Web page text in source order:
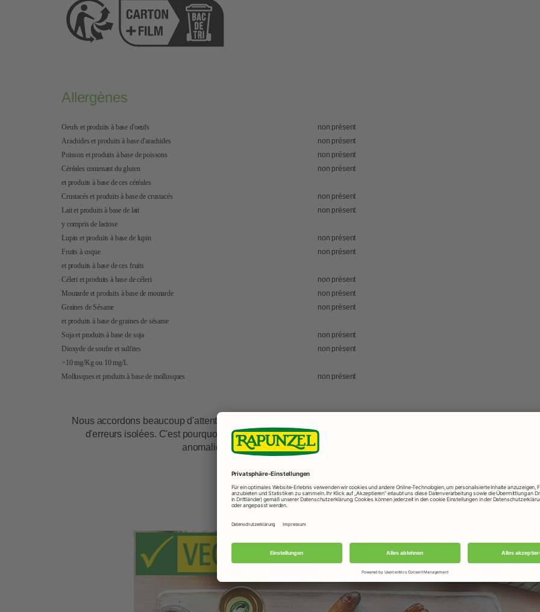
Allergènes
Oeufs et produits à base d'oeufs
non présent
Arachides et produits à base d'arachides
non présent
Poisson et produits à base de poissons
non présent
Céréales contenant du gluten
et produits à base de ces céréales
non présent
Crustacés et produits à base de crustacés
non présent
Lait et produits à base de lait
y compris de lactose
non présent
Lupin et produits à base de lupin
non présent
Fruits à coque
et produits à base de ces fruits
non présent
Céleri et produits à base de céleri
non présent
Moutarde et produits à base de moutarde
non présent
Graines de Sésame
et produits à base de graines de sésame
non présent
Soja et produits à base de soja
non présent
Dioxyde de soufre et sulfites
>10 mg/Kg ou 10 mg/L
non présent
Mollusques et produits à base de mollusques non présent
Nous accordons beaucoup d'attention à la gestion de la base de données en ligne relative à nos produits.
d'erreurs isolées. C'est pourquoi nous vous demandons de toujours comparer ces informations avec
anomalies, nous vous remercions de bien vouloir nous en informer à l'adresse
Recettes avec Pâte de dattes Fair